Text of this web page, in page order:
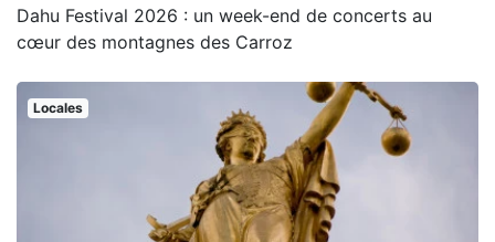
Dahu Festival 2026 : un week-end de concerts au
cœur des montagnes des Carroz
Locales